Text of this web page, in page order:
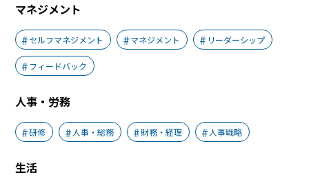
マネジメント
セルフマネジメント マネジメント リーダーシップ
フィードバック
人事・労務
研修 人事・総務 財務・経理 人事戦略
生活